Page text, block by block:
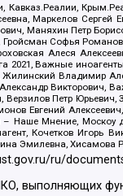
Кавказ.Реалии,
Маркелов Сергей
Маняхин Петр
Софья
Алеся
2021, Важные
Владимир
Викторович,
Верзилов Петр
Евгений
– Наше Мнение, Москоу
Кочетков Игорь
Эмилевна, Хисамова
ru/
выполняющих